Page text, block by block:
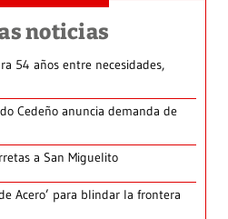
noticias
54 años entre necesidades,
Cedeño anuncia demanda de
a San Miguelito
Acero’ para blindar la frontera